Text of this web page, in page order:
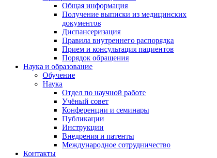
Общая информация
Получение выписки из медицинских
документов
Диспансеризация
Правила внутреннего распорядка
Прием и консультация пациентов
Порядок обращения
Наука и образование
Обучение
Наука
Отдел по научной работе
Учёный совет
Конференции и семинары
Публикации
Инструкции
Внедрения и патенты
Международное сотрудничество
Контакты